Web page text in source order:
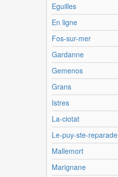
Eguilles
En ligne
Fos-sur-mer
Gardanne
Gemenos
Grans
Istres
La-ciotat
Le-puy-ste-reparade
Mallemort
Marignane